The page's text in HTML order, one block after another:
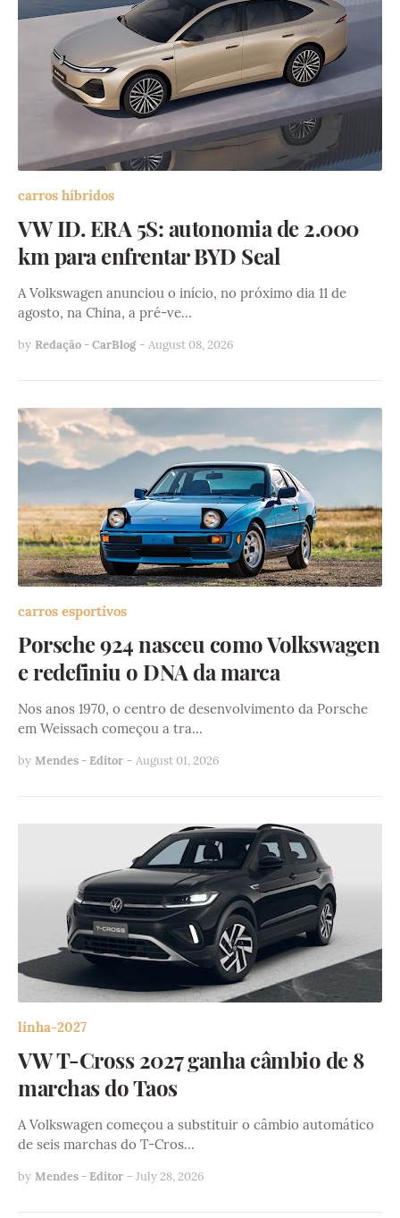
carros híbridos
VW ID. ERA 5S: autonomia de 2.000
km para enfrentar BYD Seal
A Volkswagen anunciou o início, no próximo dia 11 de
agosto, na China, a pré-ve…
by Redação - CarBlog - August 08, 2026
carros esportivos
Porsche 924 nasceu como Volkswagen
e redefiniu o DNA da marca
Nos anos 1970, o centro de desenvolvimento da Porsche
em Weissach começou a tra…
by Mendes - Editor - August 01, 2026
linha-2027
VW T-Cross 2027 ganha câmbio de 8
marchas do Taos
A Volkswagen começou a substituir o câmbio automático
de seis marchas do T-Cros…
by Mendes - Editor - July 28, 2026